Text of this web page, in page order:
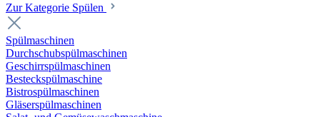
Zur Kategorie Spülen
Spülmaschinen
Durchschubspülmaschinen
Geschirrspülmaschinen
Besteckspülmaschine
Bistrospülmaschinen
Gläserspülmaschinen